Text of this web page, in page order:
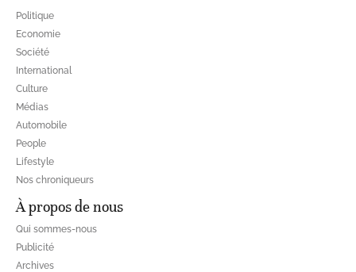
Politique
Economie
Société
International
Culture
Médias
Automobile
People
Lifestyle
Nos chroniqueurs
À propos de nous
Qui sommes-nous
Publicité
Archives